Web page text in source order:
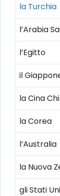
la Turchia
l’Arabia
l’Egitto
il
la Cina
la Corea
l’Australia
la Nuova
gli Stati